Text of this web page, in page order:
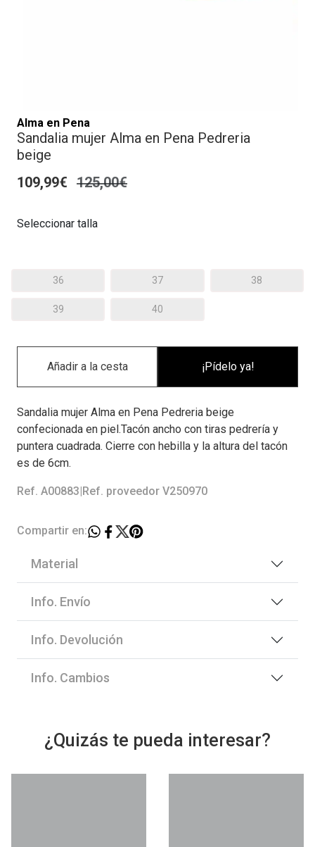
Alma en Pena
Sandalia mujer Alma en Pena Pedreria
beige
109,99€ 125,00€
Seleccionar talla
36 37 38
39 40
¡Pídelo ya!
Sandalia mujer Alma en Pena Pedreria beige
confecionada en piel.Tacón ancho con tiras pedrería y
puntera cuadrada. Cierre con hebilla y la altura del tacón
es de 6cm.
Ref. A00883 Ref. proveedor V250970
Compartir en:
Material
Info. Envío
Info. Devolución
Info. Cambios
¿Quizás te pueda interesar?